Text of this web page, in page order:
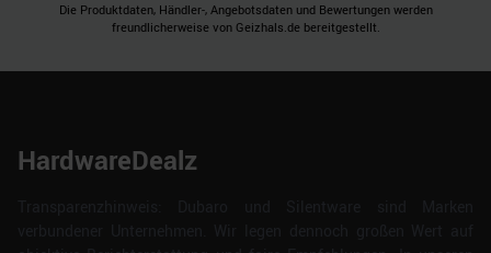
Die Produktdaten, Händler-, Angebotsdaten und Bewertungen werden
freundlicherweise von Geizhals.de bereitgestellt.
HardwareDealz